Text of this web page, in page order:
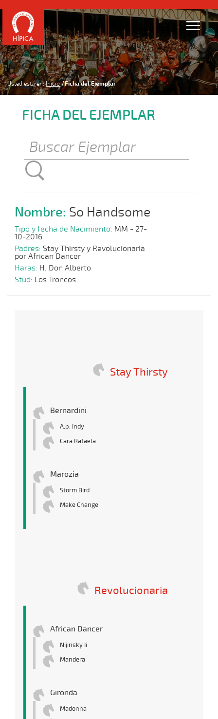
Usted está en: Inicio Ficha del Ejemplar
FICHA DEL EJEMPLAR
Nombre: So Handsome
Tipo y fecha de Nacimiento: MM - 27-
10-2016
Padres: Stay Thirsty y Revolucionaria
por African Dancer
Haras: H. Don Alberto
Stud: Los Troncos
Stay Thirsty
Bernardini
A.p. Indy
Cara Rafaela
Marozia
Storm Bird
Make Change
Revolucionaria
African Dancer
Nijinsky Ii
Mandera
Gironda
Madonna